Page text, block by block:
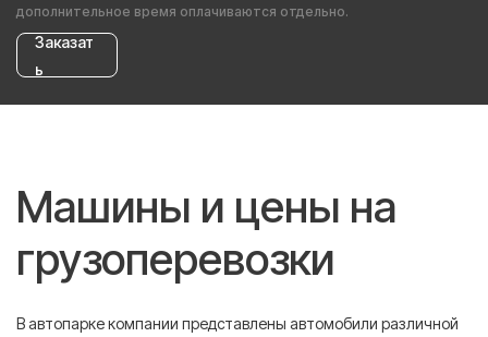
дополнительное время оплачиваются отдельно.
Заказат
ь
Машины и цены на
грузоперевозки
В автопарке компании представлены автомобили различной